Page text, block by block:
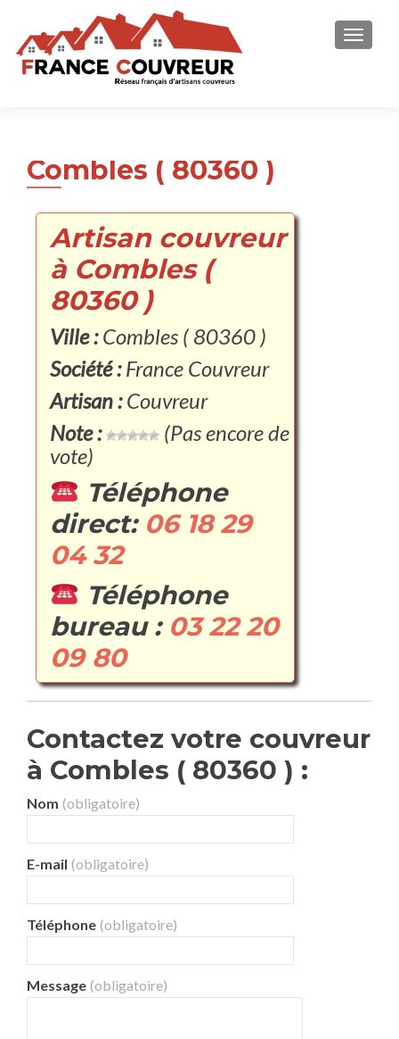
Combles ( 80360 )
Artisan couvreur
à Combles (
80360 )
Ville :Combles ( 80360 )
Société :France Couvreur
Artisan :Couvreur
Note :
(Pas encore de
vote)
Téléphone
direct: 06 18 29
04 32
Téléphone
bureau : 03 22 20
09 80
Contactez votre couvreur
à Combles ( 80360 ) :
Nom (obligatoire)
E-mail (obligatoire)
Téléphone (obligatoire)
Message (obligatoire)